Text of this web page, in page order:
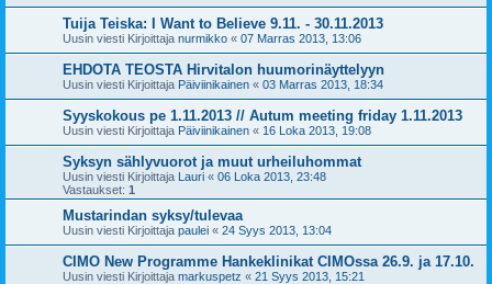
Tuija Teiska: I Want to Believe 9.11. - 30.11.2013
Uusin viesti Kirjoittaja nurmikko « 07 Marras 2013, 13:06
EHDOTA TEOSTA Hirvitalon huumorinäyttelyyn
Uusin viesti Kirjoittaja Päiviinikainen « 03 Marras 2013, 18:34
Syyskokous pe 1.11.2013 // Autum meeting friday 1.11.2013
Uusin viesti Kirjoittaja Päiviinikainen « 16 Loka 2013, 19:08
Syksyn sählyvuorot ja muut urheiluhommat
Uusin viesti Kirjoittaja Lauri « 06 Loka 2013, 23:48
Vastaukset: 1
Mustarindan syksy/tulevaa
Uusin viesti Kirjoittaja paulei « 24 Syys 2013, 13:04
CIMO New Programme Hankeklinikat CIMOssa 26.9. ja 17.10.
Uusin viesti Kirjoittaja markuspetz « 21 Syys 2013, 15:21